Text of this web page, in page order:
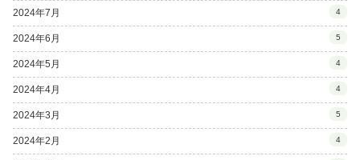
2024年7月 4
2024年6月 5
2024年5月 4
2024年4月 4
2024年3月 5
2024年2月 4